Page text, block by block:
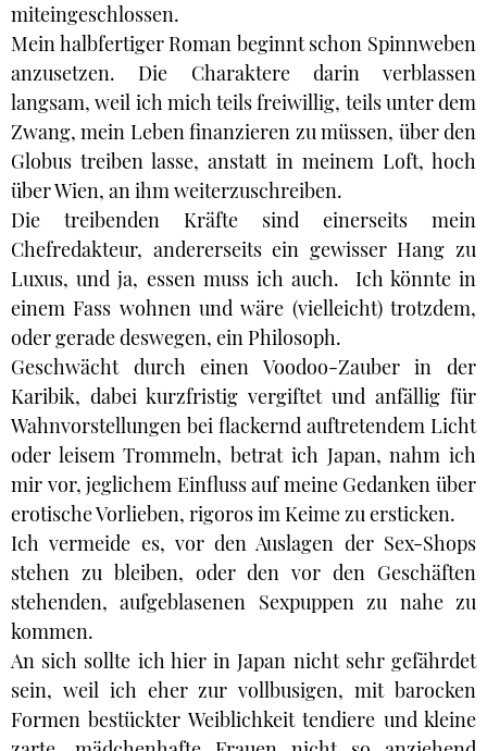
miteingeschlossen.
Mein halbfertiger Roman beginnt schon Spinnweben
anzusetzen. Die Charaktere darin verblassen
langsam, weil ich mich teils freiwillig, teils unter dem
Zwang, mein Leben finanzieren zu müssen, über den
Globus treiben lasse, anstatt in meinem Loft, hoch
über Wien, an ihm weiterzuschreiben.
Die treibenden Kräfte sind einerseits mein
Chefredakteur, andererseits ein gewisser Hang zu
Luxus, und ja, essen muss ich auch. Ich könnte in
einem Fass wohnen und wäre (vielleicht) trotzdem,
oder gerade deswegen, ein Philosoph.
Geschwächt durch einen Voodoo-Zauber in der
Karibik, dabei kurzfristig vergiftet und anfällig für
Wahnvorstellungen bei flackernd auftretendem Licht
oder leisem Trommeln, betrat ich Japan, nahm ich
mir vor, jeglichem Einfluss auf meine Gedanken über
erotische Vorlieben, rigoros im Keime zu ersticken.
Ich vermeide es, vor den Auslagen der Sex-Shops
stehen zu bleiben, oder den vor den Geschäften
stehenden, aufgeblasenen Sexpuppen zu nahe zu
kommen.
An sich sollte ich hier in Japan nicht sehr gefährdet
sein, weil ich eher zur vollbusigen, mit barocken
Formen bestückter Weiblichkeit tendiere und kleine